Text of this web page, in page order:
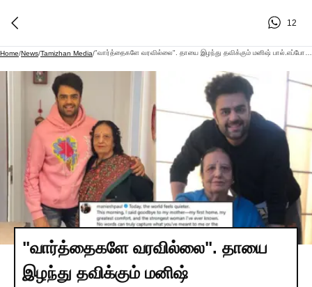
12
Home/News/Tamizhan Media/
"வார்த்தைகளே வரவில்லை". தாயை
இழந்து தவிக்கும் மனிஷ்